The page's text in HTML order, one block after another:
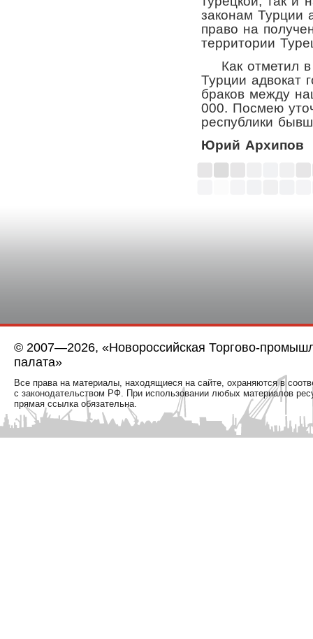
законам Турции
право на
территории
Как отметил в
Турции адвокат
браков между
000. Посмею
республики
Юрий Архипов
© 2007—2026, «Новороссийская Торгово-
палата»
Все права на материалы, находящиеся на сайте, охраняются в
с законодательством РФ. При использовании любых материалов
прямая ссылка обязательна.